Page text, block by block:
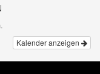
Kalender anzeigen